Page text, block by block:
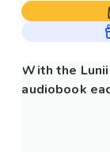
With the
audiobook